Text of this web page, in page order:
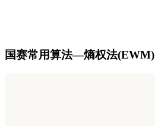
国赛常用算法—熵权法(EWM)